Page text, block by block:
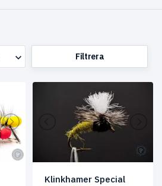
Filtrera
Klinkhamer Special